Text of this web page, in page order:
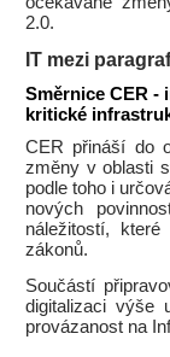
2.0.
IT mezi
Směrnice CER -
kritické
CER přináší do
změny v oblasti
podle toho i
nových
náležitostí,
zákonů.
Součástí
digitalizaci výše
provázanost na